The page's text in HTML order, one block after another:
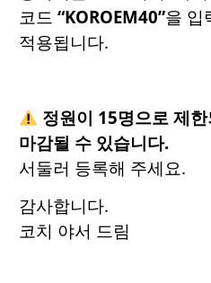
코드 “KOROEM40”을 입
적용됩니다.
정원이 15명으로 제
마감될 수 있습니다.
서둘러 등록해 주세요.
감사합니다.
코치 야서 드림